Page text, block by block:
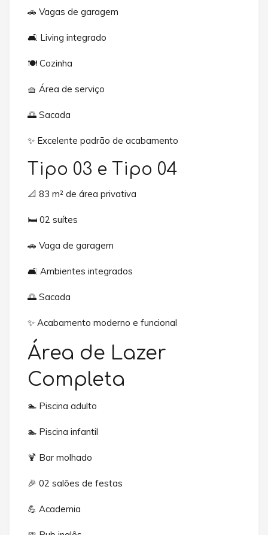
🚗 Vagas de garagem
🛋️ Living integrado
🍽️ Cozinha
🧺 Área de serviço
🌅 Sacada
✨ Excelente padrão de acabamento
Tipo 03 e Tipo 04
📐 83 m² de área privativa
🛏️ 02 suítes
🚗 Vaga de garagem
🛋️ Ambientes integrados
🌅 Sacada
✨ Acabamento moderno e funcional
Área de Lazer
Completa
🏊 Piscina adulto
🏊 Piscina infantil
🍹 Bar molhado
🎉 02 salões de festas
💪 Academia